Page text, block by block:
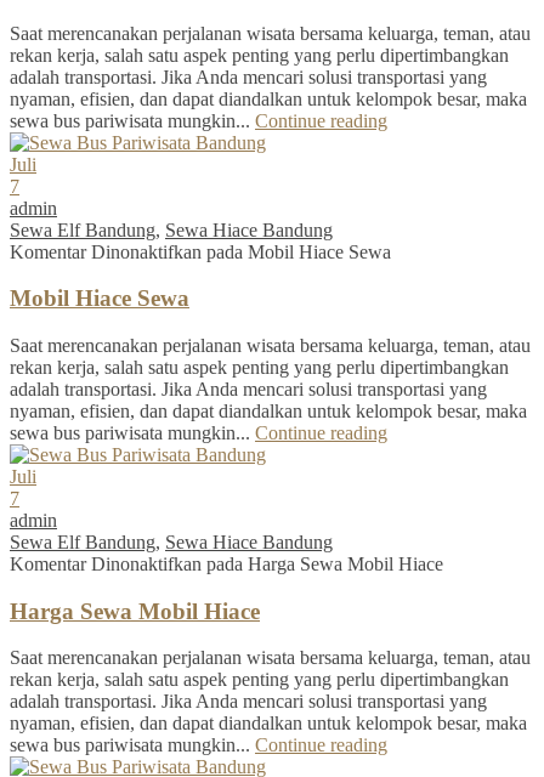
Saat merencanakan perjalanan wisata bersama keluarga, teman, atau
rekan kerja, salah satu aspek penting yang perlu dipertimbangkan
adalah transportasi. Jika Anda mencari solusi transportasi yang
nyaman, efisien, dan dapat diandalkan untuk kelompok besar, maka
sewa bus pariwisata mungkin... Continue reading
Juli
7
admin
Sewa Elf Bandung, Sewa Hiace Bandung
Komentar Dinonaktifkan pada Mobil Hiace Sewa
Mobil Hiace Sewa
Saat merencanakan perjalanan wisata bersama keluarga, teman, atau
rekan kerja, salah satu aspek penting yang perlu dipertimbangkan
adalah transportasi. Jika Anda mencari solusi transportasi yang
nyaman, efisien, dan dapat diandalkan untuk kelompok besar, maka
sewa bus pariwisata mungkin... Continue reading
Juli
7
admin
Sewa Elf Bandung, Sewa Hiace Bandung
Komentar Dinonaktifkan pada Harga Sewa Mobil Hiace
Harga Sewa Mobil Hiace
Saat merencanakan perjalanan wisata bersama keluarga, teman, atau
rekan kerja, salah satu aspek penting yang perlu dipertimbangkan
adalah transportasi. Jika Anda mencari solusi transportasi yang
nyaman, efisien, dan dapat diandalkan untuk kelompok besar, maka
sewa bus pariwisata mungkin... Continue reading